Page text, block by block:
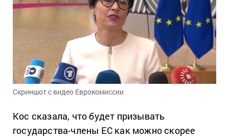
Скриншот с видео Еврокомиссии
Кос сказала, что будет призывать
государства-члены ЕС как можно скорее